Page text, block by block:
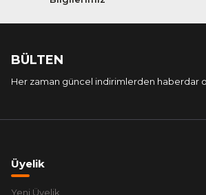
BÜLTEN
Her zaman güncel indirimlerden haberdar
Üyelik
Yeni Üyelik